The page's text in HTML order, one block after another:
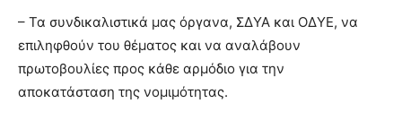
– Τα συνδικαλιστικά μας όργανα, ΣΔΥΑ και ΟΔΥΕ, να
επιληφθούν του θέματος και να αναλάβουν
πρωτοβουλίες προς κάθε αρμόδιο για την
αποκατάσταση της νομιμότητας.